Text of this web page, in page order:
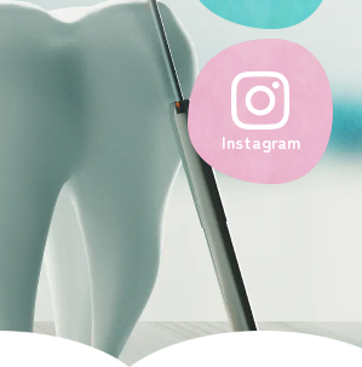
歯治療
Instagram